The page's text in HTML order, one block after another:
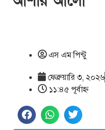
এস এম পিন্টু
ফেব্রুয়ারি ৩, ২০২৬
১১:৪৫ পূর্বাহ্ণ